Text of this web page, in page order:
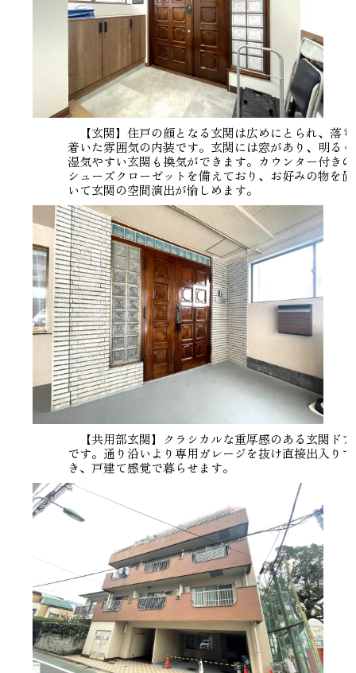
【玄関】住戸の顔となる玄関は広めにとられ、落ち
着いた雰囲気の内装です。玄関には窓があり、明るく
湿気やすい玄関も換気ができます。カウンター付きの
シューズクローゼットを備えており、お好みの物を置
いて玄関の空間演出が愉しめます。
【共用部玄関】クラシカルな重厚感のある玄関ドア
です。通り沿いより専用ガレージを抜け直接出入りで
き、戸建て感覚で暮らせます。